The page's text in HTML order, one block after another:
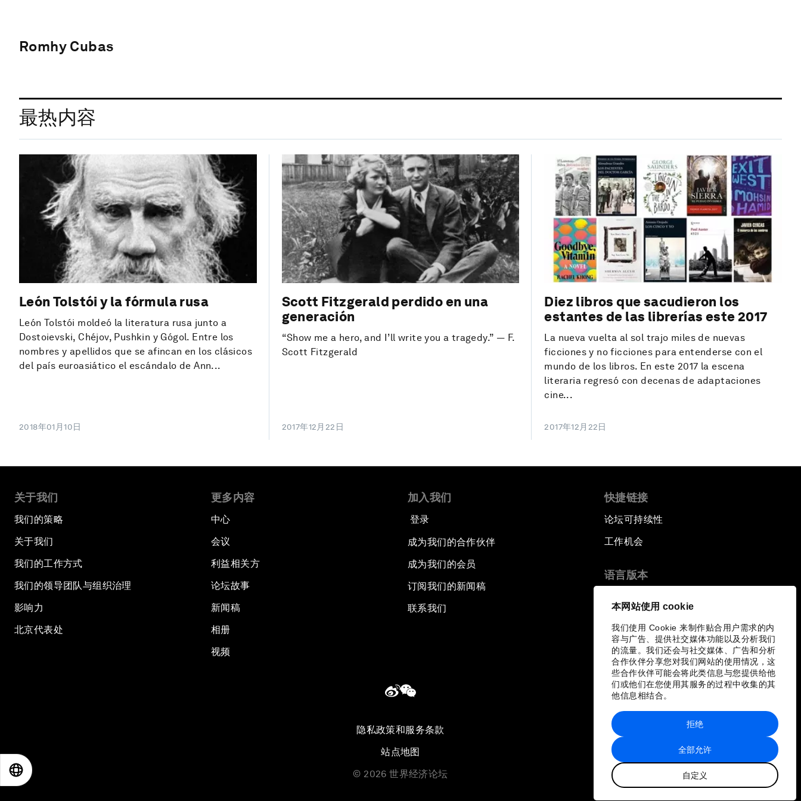
本网站使用 cookie
我们使用 Cookie 来制作贴合用户需求的内
容与广告、提供社交媒体功能以及分析我们
的流量。我们还会与社交媒体、广告和分析
合作伙伴分享您对我们网站的使用情况，这
些合作伙伴可能会将此类信息与您提供给他
们或他们在您使用其服务的过程中收集的其
他信息相结合。
全部允许
自定义
拒绝
Romhy Cubas
最热内容
León Tolstói y la fórmula rusa
León Tolstói moldeó la literatura rusa junto a
Dostoievski, Chéjov, Pushkin y Gógol. Entre los
nombres y apellidos que se afincan en los clásicos
del país euroasiático el escándalo de Ann...
2018年01月10日
Scott Fitzgerald perdido en una
generación
“Show me a hero, and I’ll write you a tragedy.” ― F.
Scott Fitzgerald
2017年12月22日
Diez libros que sacudieron los
estantes de las librerías este 2017
La nueva vuelta al sol trajo miles de nuevas
ficciones y no ficciones para entenderse con el
mundo de los libros. En este 2017 la escena
literaria regresó con decenas de adaptaciones
cine...
2017年12月22日
关于我们
我们的策略
关于我们
我们的工作方式
我们的领导团队与组织治理
影响力
北京代表处
更多内容
中心
会议
利益相关方
论坛故事
新闻稿
相册
视频
加入我们
登录
成为我们的合作伙伴
成为我们的会员
订阅我们的新闻稿
联系我们
快捷链接
论坛可持续性
工作机会
语言版本
隐私政策和服务条款
站点地图
© 2026 世界经济论坛